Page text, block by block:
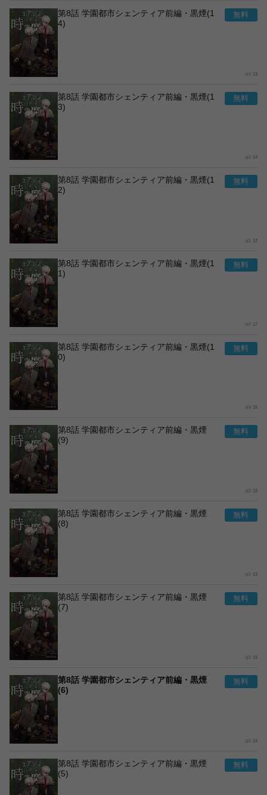
第8話 学園都市シェンティア前編・黒煙(1
4)
13
第8話 学園都市シェンティア前編・黒煙(1
3)
14
第8話 学園都市シェンティア前編・黒煙(1
2)
12
第8話 学園都市シェンティア前編・黒煙(1
1)
17
第8話 学園都市シェンティア前編・黒煙(1
0)
16
第8話 学園都市シェンティア前編・黒煙
(9)
15
第8話 学園都市シェンティア前編・黒煙
(8)
13
第8話 学園都市シェンティア前編・黒煙
(7)
15
第8話 学園都市シェンティア前編・黒煙
(6)
15
第8話 学園都市シェンティア前編・黒煙
(5)